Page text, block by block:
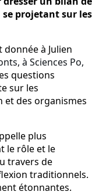
se projetant sur les
à Julien
à Sciences Po,
questions
sur les
et des organismes
plus
le rôle et le
travers de
traditionnels.
étonnantes.